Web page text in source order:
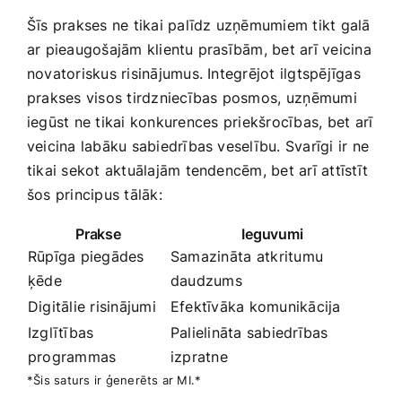
Šīs prakses ne tikai palīdz uzņēmumiem tikt galā
ar pieaugošajām klientu prasībām, bet arī‌ veicina
novatoriskus risinājumus. Integrējot ilgtspējīgas
prakses visos tirdzniecības posmos,⁤ uzņēmumi
iegūst ne tikai konkurences ⁤priekšrocības, bet arī
veicina labāku sabiedrības veselību. Svarīgi ir ne
tikai sekot aktuālajām tendencēm, bet arī attīstīt
šos principus tālāk:
Prakse
Ieguvumi
Rūpīga piegādes
ķēde
Samazināta⁢ atkritumu
daudzums
Digitālie risinājumi
Efektīvāka komunikācija
Izglītības
programmas
Palielināta sabiedrības
izpratne
*Šis saturs ir​ ģenerēts ar MI.*